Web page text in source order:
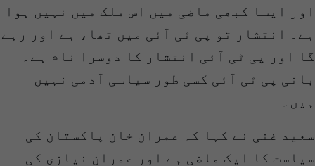
اور ایسا کبھی ماضی میں اس ملک میں نہیں ہوا
ہے۔ انتشار تو پی ٹی آئی میں تھا، ہے اور رہے
گا اور پی ٹی آئی انتشار کا دوسرا نام ہے۔
بانی پی ٹی آئی کسی طور سیاسی آدمی نہیں
ہیں۔
سعید غنی نے کہا کہ عمران خان پاکستان کی
سیاست کا ایک ماضی ہے اور عمران نیازی کی